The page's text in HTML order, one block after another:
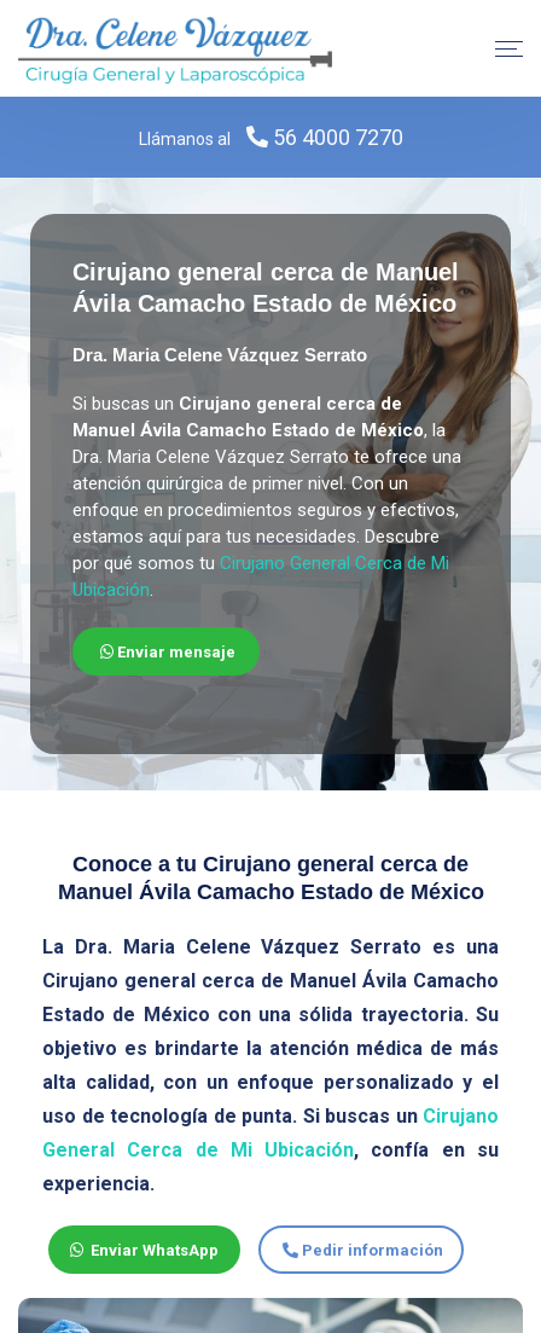
Llámanos al 56 4000 7270
Cirujano general cerca de Manuel
Ávila Camacho Estado de México
Dra. Maria Celene Vázquez Serrato
Si buscas un Cirujano general cerca de
Manuel Ávila Camacho Estado de México, la
Dra. Maria Celene Vázquez Serrato te ofrece una
atención quirúrgica de primer nivel. Con un
enfoque en procedimientos seguros y efectivos,
estamos aquí para tus necesidades. Descubre
por qué somos tu Cirujano General Cerca de Mi
Ubicación.
Enviar mensaje
Conoce a tu Cirujano general cerca de
Manuel Ávila Camacho Estado de México
La Dra. Maria Celene Vázquez Serrato es una
Cirujano general cerca de Manuel Ávila Camacho
Estado de México con una sólida trayectoria. Su
objetivo es brindarte la atención médica de más
alta calidad, con un enfoque personalizado y el
uso de tecnología de punta. Si buscas un Cirujano
General Cerca de Mi Ubicación, confía en su
experiencia.
Enviar WhatsApp Pedir información